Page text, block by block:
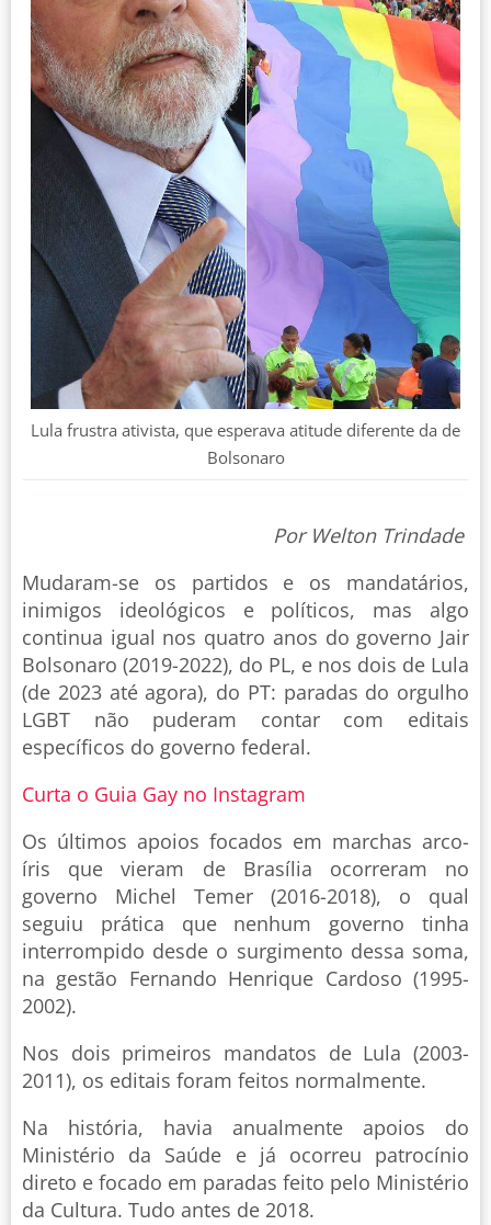
Lula frustra ativista, que esperava atitude diferente da de
Bolsonaro
Por Welton Trindade
Mudaram-se os partidos e os mandatários,
inimigos ideológicos e políticos, mas algo
continua igual nos quatro anos do governo Jair
Bolsonaro (2019-2022), do PL, e nos dois de Lula
(de 2023 até agora), do PT: paradas do orgulho
LGBT não puderam contar com editais
específicos do governo federal.
Curta o Guia Gay no Instagram
Os últimos apoios focados em marchas arco-
íris que vieram de Brasília ocorreram no
governo Michel Temer (2016-2018), o qual
seguiu prática que nenhum governo tinha
interrompido desde o surgimento dessa soma,
na gestão Fernando Henrique Cardoso (1995-
2002).
Nos dois primeiros mandatos de Lula (2003-
2011), os editais foram feitos normalmente.
Na história, havia anualmente apoios do
Ministério da Saúde e já ocorreu patrocínio
direto e focado em paradas feito pelo Ministério
da Cultura. Tudo antes de 2018.